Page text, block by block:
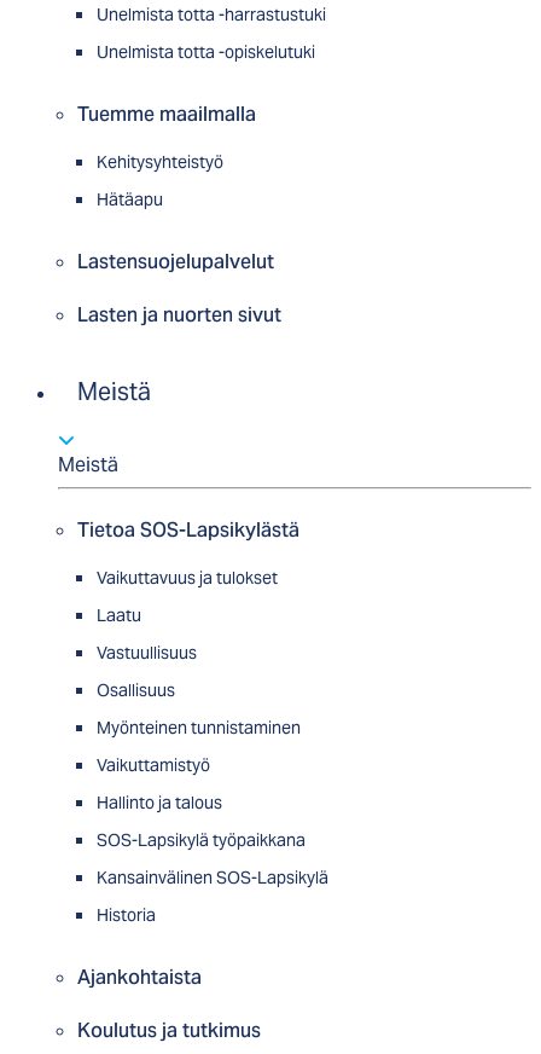
Unelmista totta -harrastustuki
Unelmista totta -opiskelutuki
Tuemme maailmalla
Kehitysyhteistyö
Hätäapu
Lastensuojelupalvelut
Lasten ja nuorten sivut
Meistä
Meistä
Tietoa SOS-Lapsikylästä
Vaikuttavuus ja tulokset
Laatu
Vastuullisuus
Osallisuus
Myön­tei­nen tun­nis­ta­minen
Vaikuttamistyö
Hallinto ja talous
SOS-Lapsikylä työpaikkana
Kansainvälinen SOS-Lapsikylä
Historia
Ajankohtaista
Koulutus ja tutkimus